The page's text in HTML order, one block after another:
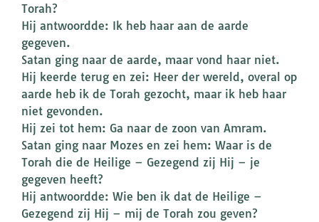
Torah?
Hij antwoordde: Ik heb haar aan de aarde
gegeven.
Satan ging naar de aarde, maar vond haar niet.
Hij keerde terug en zei: Heer der wereld, overal op
aarde heb ik de Torah gezocht, maar ik heb haar
niet gevonden.
Hij zei tot hem: Ga naar de zoon van Amram.
Satan ging naar Mozes en zei hem: Waar is de
Torah die de Heilige – Gezegend zij Hij – je
gegeven heeft?
Hij antwoordde: Wie ben ik dat de Heilige –
Gezegend zij Hij – mij de Torah zou geven?